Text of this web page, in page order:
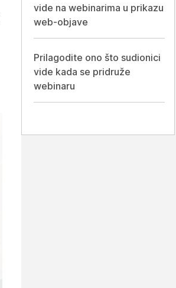
vide na webinarima u prikazu
web-objave
Prilagodite ono što sudionici
vide kada se pridruže
webinaru